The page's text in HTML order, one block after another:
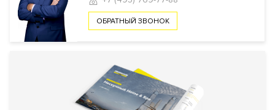
центр
Кинозал Библиотека
КПП Профессиональная охрана
Консьерж служба
Видеонаблюдение
ОБРАТНЫЙ ЗВОНОК